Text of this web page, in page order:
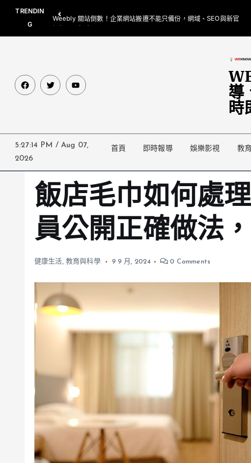
TRENDIN
G
Weebly 關站倒數！企業網站搬遷不能只備份，網域、SEO與新官
網都要一起處理
導
時
5:27:15 PM / Aug 07,
2026
首頁 即時報導 娛樂影視 教
飯店毛巾如何處
員公開正確做法
健康生活, 教育與科學 9 9 月, 2024 0 Comments